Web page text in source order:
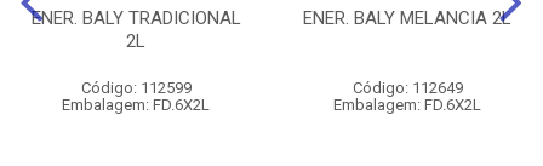
ENER. BALY TRADICIONAL
2L
Código: 112599
Embalagem: FD.6X2L
ENER. BALY MELANCIA 2L
Código: 112649
Embalagem: FD.6X2L